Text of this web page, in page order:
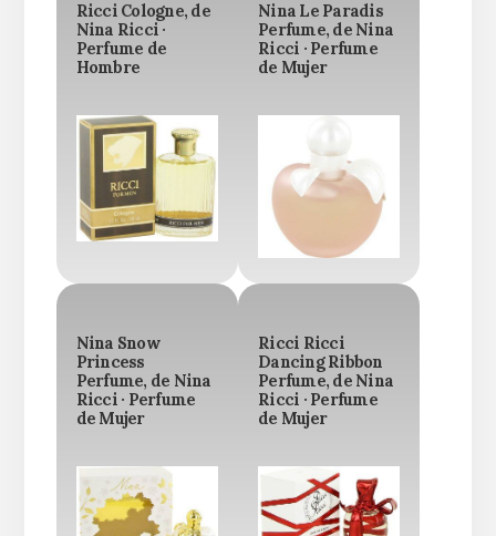
Ricci Cologne, de
Nina Ricci ·
Perfume de
Hombre
Nina Le Paradis
Perfume, de Nina
Ricci · Perfume
de Mujer
Nina Snow
Princess
Perfume, de Nina
Ricci · Perfume
de Mujer
Ricci Ricci
Dancing Ribbon
Perfume, de Nina
Ricci · Perfume
de Mujer